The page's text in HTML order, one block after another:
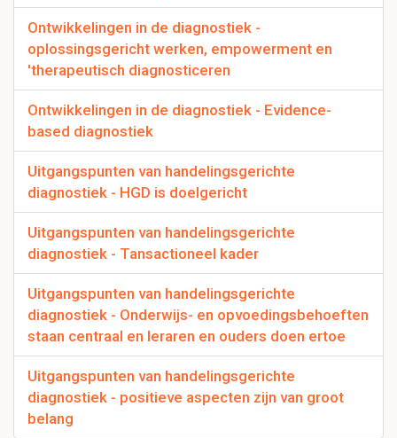
Ontwikkelingen in de diagnostiek -
oplossingsgericht werken, empowerment en
'therapeutisch diagnosticeren
Ontwikkelingen in de diagnostiek - Evidence-
based diagnostiek
Uitgangspunten van handelingsgerichte
diagnostiek - HGD is doelgericht
Uitgangspunten van handelingsgerichte
diagnostiek - Tansactioneel kader
Uitgangspunten van handelingsgerichte
diagnostiek - Onderwijs- en opvoedingsbehoeften
staan centraal en leraren en ouders doen ertoe
Uitgangspunten van handelingsgerichte
diagnostiek - positieve aspecten zijn van groot
belang